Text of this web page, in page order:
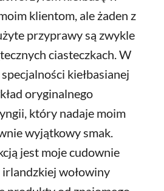
klientom, ale żaden z
przyprawy są zwykle
ciasteczkach. W
kiełbasianej
oryginalnego
który nadaje moim
wyjątkowy smak.
jest moje cudownie
irlandzkiej wołowiny